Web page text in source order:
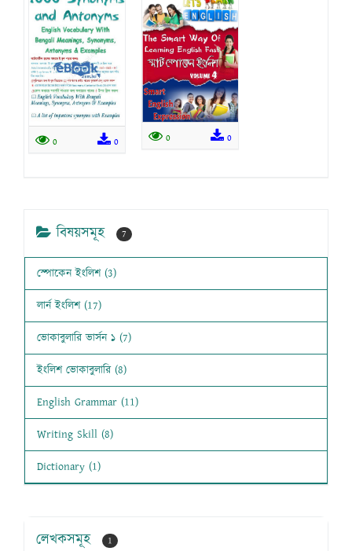
0 0 0 0
বিষয়সমূহ 7
স্পোকেন ইংলিশ (3)
লার্ন ইংলিশ (17)
ভোকাবুলারি ভার্সন ১ (7)
ইংলিশ ভোকাবুলারি (8)
English Grammar (11)
Writing Skill (8)
Dictionary (1)
লেখকসমূহ 1